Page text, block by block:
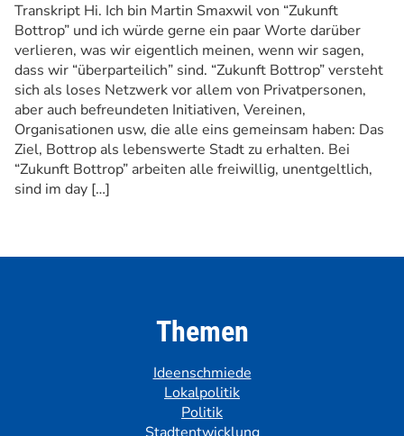
Transkript Hi. Ich bin Martin Smaxwil von “Zukunft
Bottrop” und ich würde gerne ein paar Worte darüber
verlieren, was wir eigentlich meinen, wenn wir sagen,
dass wir “überparteilich” sind. “Zukunft Bottrop” versteht
sich als loses Netzwerk vor allem von Privatpersonen,
aber auch befreundeten Initiativen, Vereinen,
Organisationen usw, die alle eins gemeinsam haben: Das
Ziel, Bottrop als lebenswerte Stadt zu erhalten. Bei
“Zukunft Bottrop” arbeiten alle freiwillig, unentgeltlich,
sind im day […]
Themen
Ideenschmiede
Lokalpolitik
Politik